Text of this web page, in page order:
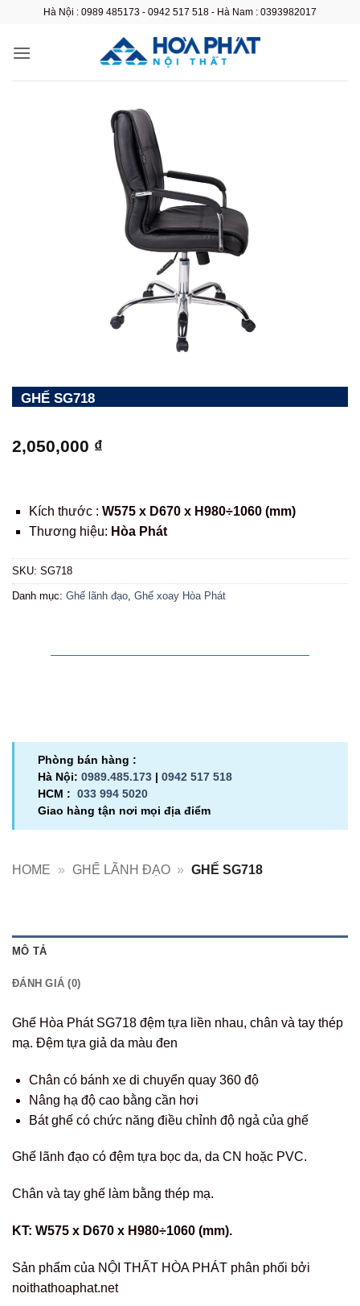
nội
Hà Nội : 0989 485173 - 0942 517 518 - Hà Nam : 0393982017
GHẾ SG718
2,050,000 ₫
Kích thước : W575 x D670 x H980÷1060 (mm)
Thương hiệu: Hòa Phát
SKU: SG718
Danh mục: Ghế lãnh đạo Ghế xoay Hòa Phát
Phòng bán hàng :
Hà Nội: 0989.485.173 | 0942 517 518
HCM : 033 994 5020
Giao hàng tận nơi mọi địa điểm
HOME » GHẾ LÃNH ĐẠO » GHẾ SG718
MÔ TẢ
ĐÁNH GIÁ (0)
Ghế Hòa Phát SG718 đệm tựa liền nhau, chân và tay thép
mạ. Đệm tựa giả da màu đen
Chân có bánh xe di chuyển quay 360 độ
Nâng hạ độ cao bằng cần hơi
Bát ghế có chức năng điều chỉnh độ ngả của ghế
Ghế lãnh đạo có đệm tựa bọc da, da CN hoặc PVC.
Chân và tay ghế làm bằng thép mạ.
KT: W575 x D670 x H980÷1060 (mm).
Sản phẩm của NỘI THẤT HÒA PHÁT phân phối bởi
noithathoaphat.net